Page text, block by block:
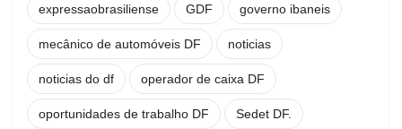
expressaobrasiliense GDF governo ibaneis
mecânico de automóveis DF noticias
noticias do df operador de caixa DF
oportunidades de trabalho DF Sedet DF.